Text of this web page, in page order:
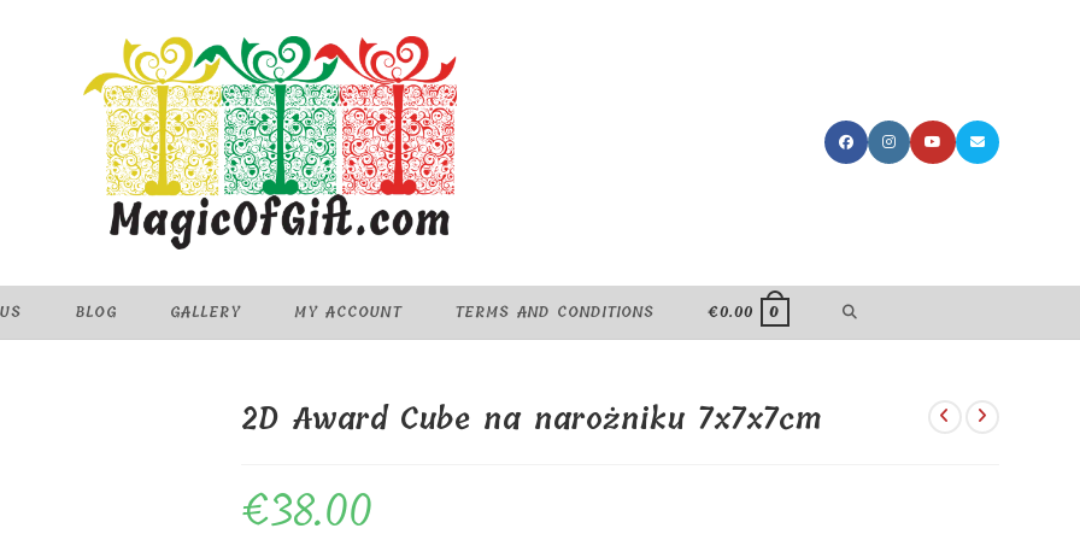
BLOG GALLERY MY ACCOUNT TERMS AND CONDITIONS €0.00 0
TOGGLE
2D Award Cube na narożniku 7x7x7cm
€38.00